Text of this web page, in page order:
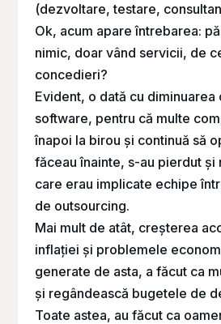
(dezvoltare, testare,
Ok, acum apare întrebarea:
nimic, doar vând servicii, de
concedieri?
Evident, o dată cu
software, pentru că multe
înapoi la birou și continuă să
făceau înainte, s-au pierdut și
care erau implicate echipe
de outsourcing.
Mai mult de atât, creșterea
inflației și problemele
generate de asta, a făcut ca
și regândească bugetele de
Toate astea, au făcut ca